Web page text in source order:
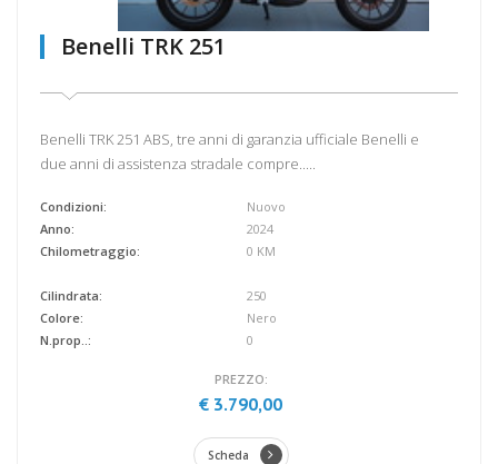
Benelli TRK 251
Benelli TRK 251 ABS, tre anni di garanzia ufficiale Benelli e
due anni di assistenza stradale compre.....
Condizioni:
Anno:
Chilometraggio:
Nuovo
2024
0 KM
Cilindrata:
Colore:
N.prop..:
250
Nero
0
PREZZO:
€ 3.790,00
Scheda